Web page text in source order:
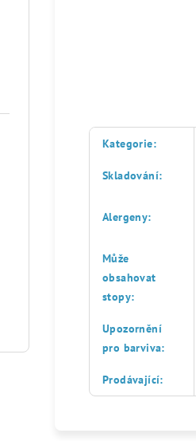
Kategorie:
Skladování:
Alergeny:
Může
obsahovat
stopy:
Upozornění
pro barviva:
Prodávající: